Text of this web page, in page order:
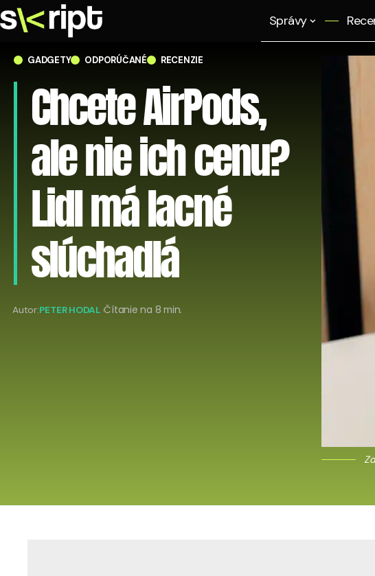
Správy
GADGETY ODPORÚČANÉ RECENZIE
Chcete AirPods,
ale nie ich cenu?
Lidl má lacné
slúchadlá
Autor:PETER HODAL Čítanie na 8 min.